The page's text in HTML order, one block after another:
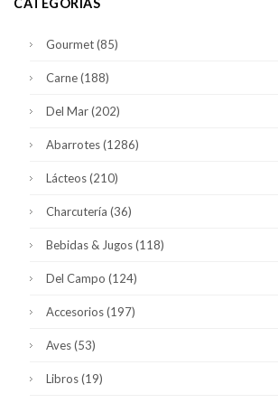
CATEGORÍAS
Gourmet(85)
Carne(188)
Del Mar(202)
Abarrotes(1286)
Lácteos(210)
Charcutería (36)
Bebidas & Jugos(118)
Del Campo (124)
Accesorios(197)
Aves(53)
Libros(19)